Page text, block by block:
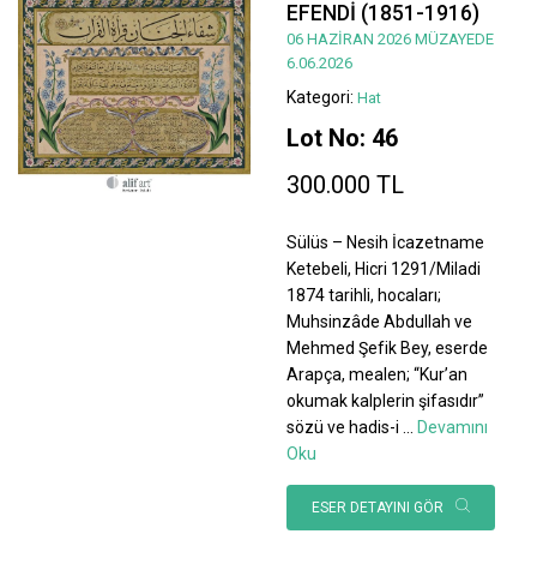
EFENDİ (1851-1916)
06 HAZİRAN 2026 MÜZAYEDE
6.06.2026
Kategori: Hat
Lot No: 46
300.000 TL
Sülüs – Nesih İcazetname
Ketebeli, Hicri 1291/Miladi
1874 tarihli, hocaları;
Muhsinzâde Abdullah ve
Mehmed Şefik Bey, eserde
Arapça, mealen; “Kur’an
okumak kalplerin şifasıdır”
sözü ve hadis-i ... Devamını
Oku
ESER DETAYINI GÖR